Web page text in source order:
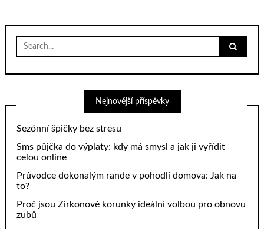
Search
for:
Nejnovější příspěvky
Sezónní špičky bez stresu
Sms půjčka do výplaty: kdy má smysl a jak ji vyřídit
celou online
Průvodce dokonalým rande v pohodlí domova: Jak na
to?
Proč jsou Zirkonové korunky ideální volbou pro obnovu
zubů